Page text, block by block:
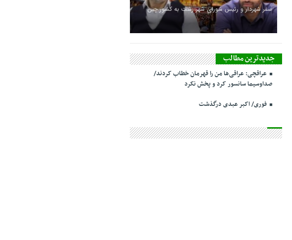
سفر شهردار و رئیس شورای شهر رشت به کشور چین
جدیدترین مطالب
عراقچی: عراقی‌ها من را قهرمان خطاب کردند/
صداوسیما سانسور کرد و پخش نکرد
فوری/ اکبر عبدی درگذشت